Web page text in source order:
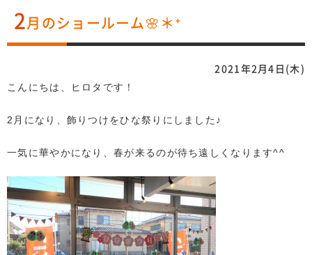
2 月のショールーム🌸＊⁺
2021年2月4日(木)
こんにちは、ヒロタです！
2月になり、飾りつけをひな祭りにしました♪
一気に華やかになり、春が来るのが待ち遠しくなります^^